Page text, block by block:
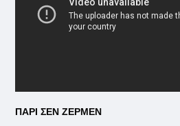
ΠΑΡΙ ΣΕΝ ΖΕΡΜΕΝ